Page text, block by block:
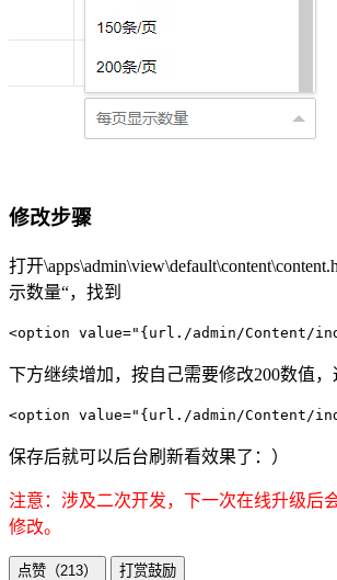
修改步骤
打开
示数量“，找到
<option value="{url./admin/Content/
下方继续增加，按自己需要修改200数值，
<option value="{url./admin/Content/
保存后就可以后台刷新看效果了：）
注意：涉及二次开发，下一次在线升级后
修改。
点赞（213） 打赏鼓励